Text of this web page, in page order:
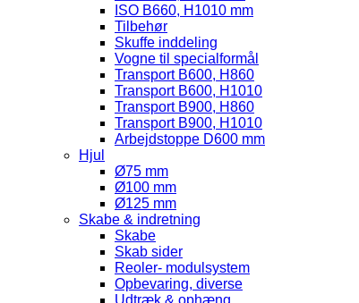
ISO B660, H1010 mm
Tilbehør
Skuffe inddeling
Vogne til specialformål
Transport B600, H860
Transport B600, H1010
Transport B900, H860
Transport B900, H1010
Arbejdstoppe D600 mm
Hjul
Ø75 mm
Ø100 mm
Ø125 mm
Skabe & indretning
Skabe
Skab sider
Reoler- modulsystem
Opbevaring, diverse